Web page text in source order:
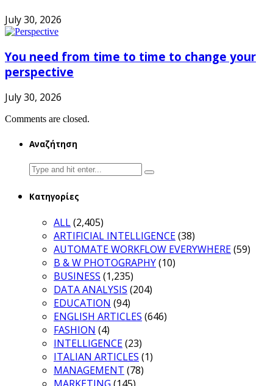
July 30, 2026
You need from time to time to change your
perspective
July 30, 2026
Comments are closed.
Αναζήτηση
Search
for:
Κατηγορίες
ALL(2,405)
ARTIFICIAL INTELLIGENCE(38)
AUTOMATE WORKFLOW EVERYWHERE(59)
B & W PHOTOGRAPHY(10)
BUSINESS (1,235)
DATA ANALYSIS (204)
EDUCATION (94)
ENGLISH ARTICLES (646)
FASHION (4)
INTELLIGENCE(23)
ITALIAN ARTICLES (1)
MANAGEMENT (78)